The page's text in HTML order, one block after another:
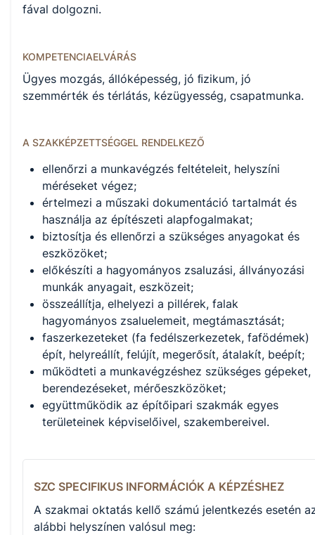
Nem
A képzést indító intézményeink
Szakképző Iskola (igazgató: Kenyeres-Pozsár Ágnes)
fával dolgozni.
KOMPETENCIAELVÁRÁS
Ügyes mozgás, állóképesség, jó ﬁzikum, jó
szemmérték és térlátás, kézügyesség, csapatmunka.
A SZAKKÉPZETTSÉGGEL RENDELKEZŐ
ellenőrzi a munkavégzés feltételeit, helyszíni
méréseket végez;
értelmezi a műszaki dokumentáció tartalmát és
használja az építészeti alapfogalmakat;
biztosítja és ellenőrzi a szükséges anyagokat és
eszközöket;
előkészíti a hagyományos zsaluzási, állványozási
munkák anyagait, eszközeit;
összeállítja, elhelyezi a pillérek, falak
hagyományos zsaluelemeit, megtámasztását;
faszerkezeteket (fa fedélszerkezetek, fafödémek)
épít, helyreállít, felújít, megerősít, átalakít, beépít;
működteti a munkavégzéshez szükséges gépeket,
berendezéseket, mérőeszközöket;
együttműködik az építőipari szakmák egyes
területeinek képviselőivel, szakembereivel.
SZC SPECIFIKUS INFORMÁCIÓK A KÉPZÉSHEZ
A szakmai oktatás kellő számú jelentkezés esetén
alábbi helyszínen valósul meg: